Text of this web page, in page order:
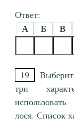
Ответ:
А Б В
19
три
лося. Список